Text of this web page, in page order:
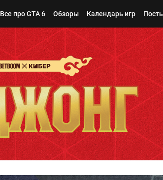
Все про GTA 6 Обзоры Календарь игр